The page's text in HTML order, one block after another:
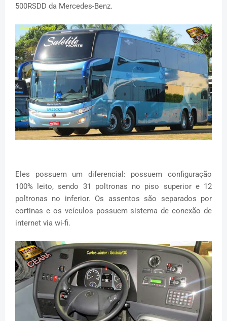
500RSDD da Mercedes-Benz.
Eles possuem um diferencial: possuem configuração
100% leito, sendo 31 poltronas no piso superior e 12
poltronas no inferior. Os assentos são separados por
cortinas e os veículos possuem sistema de conexão de
internet via wi-fi.